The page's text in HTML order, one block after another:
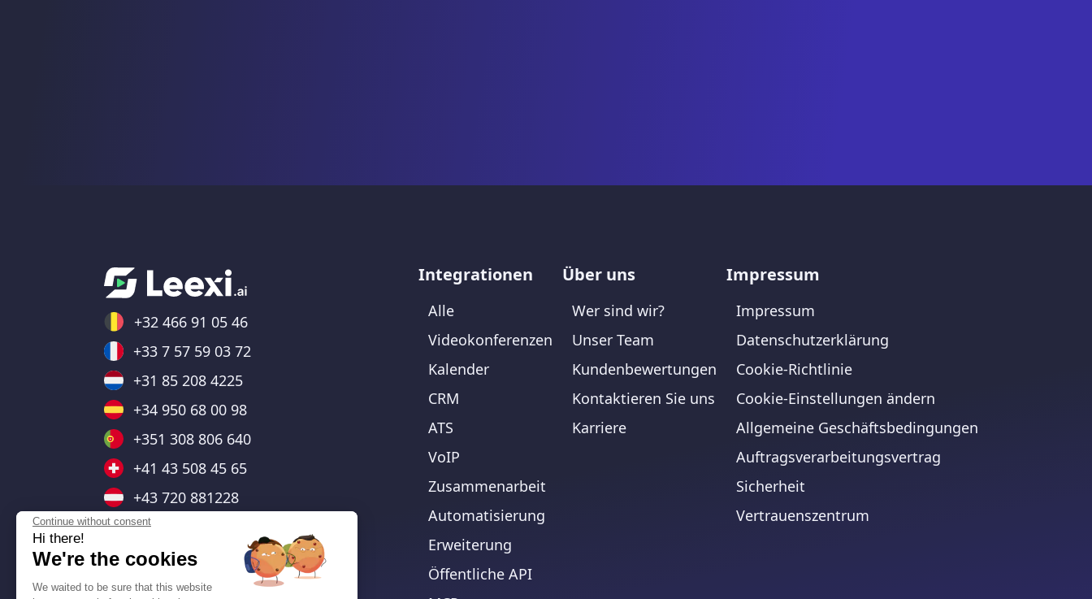
Continue without consent
Hi there!
We're the cookies
We waited to be sure that this website
+32 466 91 05 46
+33 7 57 59 03 72
+31 85 208 4225
+34 950 68 00 98
+351 308 806 640
+41 43 508 45 65
+43 720 881228
+44 7403 664476
+48 732 143 138
+55 (11) 91379-1698
Integrationen
Alle
Videokonferenzen
Kalender
CRM
ATS
VoIP
Zusammenarbeit
Automatisierung
Erweiterung
Öffentliche API
Über uns
Wer sind wir?
Unser Team
Kundenbewertungen
Kontaktieren Sie uns
Karriere
Impressum
Impressum
Datenschutzerklärung
Cookie-Richtlinie
Cookie-Einstellungen ändern
Allgemeine Geschäftsbedingungen
Auftragsverarbeitungsvertrag
Sicherheit
Vertrauenszentrum